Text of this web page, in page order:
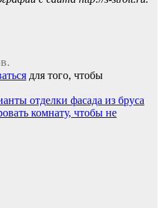
для того, чтобы
отделки фасада из бруса
комнату, чтобы не